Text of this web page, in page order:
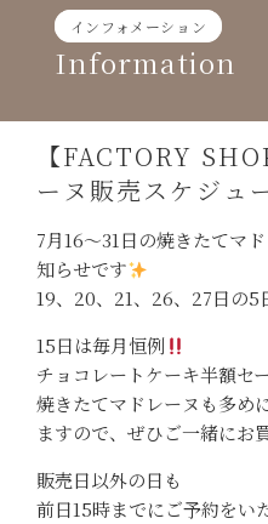
content
インフォメーション
Information
【FACTORY
ーヌ販売スケジュ
7月16〜31日の焼きたてマ
知らせです
19、20、21、26、27日の5
15日は毎月恒例
チョコレートケーキ半額セ
焼きたてマドレーヌも多め
ますので、ぜひご一緒にお
販売日以外の日も
前日15時までにご予約をい